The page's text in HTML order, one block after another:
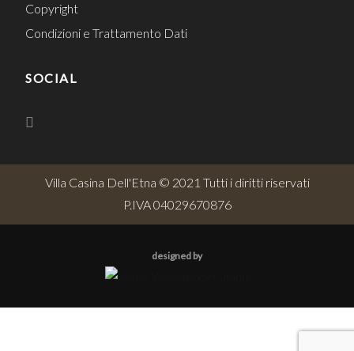
Copyright
Condizioni e Trattamento Dati
SOCIAL
Villa Casina Dell'Etna © 2021 Tutti i diritti riservati
P.IVA 04029670876
designed by